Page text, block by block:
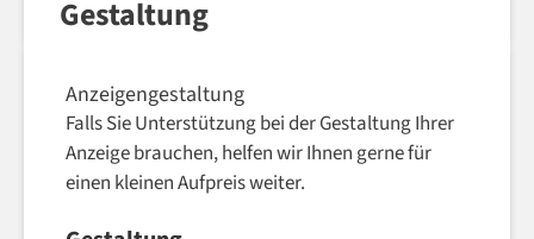
Gestaltung
Anzeigengestaltung
Falls Sie Unterstützung bei der Gestaltung Ihrer
Anzeige brauchen, helfen wir Ihnen gerne für
einen kleinen Aufpreis weiter.